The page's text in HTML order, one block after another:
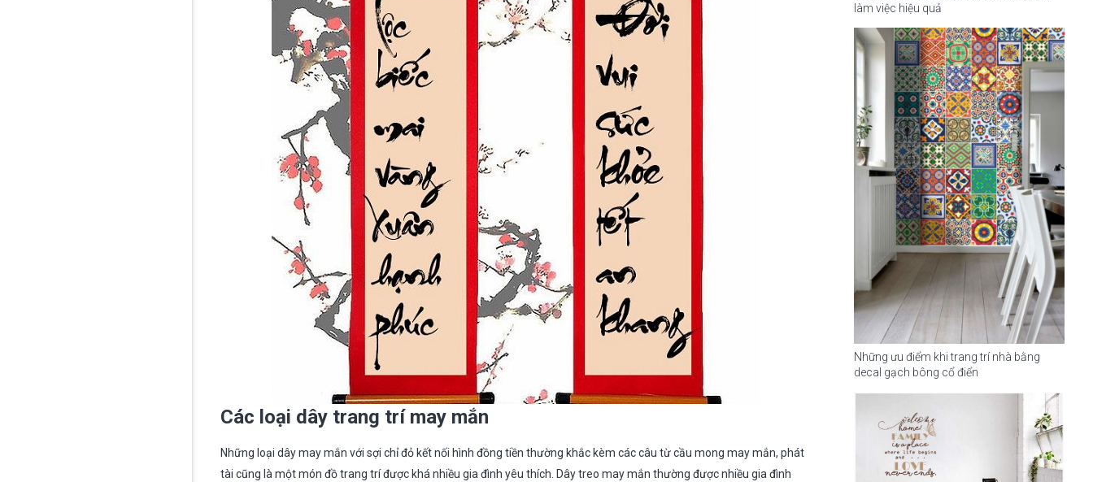
Các loại dây trang trí may mắn
Những loại dây may mắn với sợi chỉ đỏ kết nối hình đồng tiền thường khắc kèm các câu từ cầu mong may mắn, phát
tài cũng là một món đồ trang trí được khá nhiều gia đình yêu thích. Dây treo may mắn thường được nhiều gia đình
làm việc hiệu quả
Những ưu điểm khi trang trí nhà bằng
decal gạch bông cổ điển